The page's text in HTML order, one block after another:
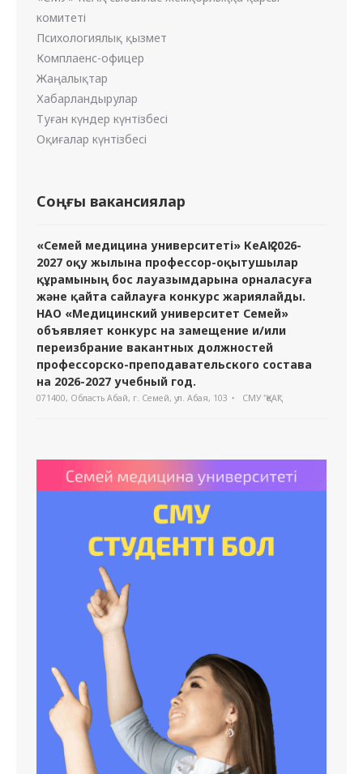
комитеті
Психологиялық қызмет
Комплаенс-офицер
Жаңалықтар
Хабарландырулар
Туған күндер күнтізбесі
Оқиғалар күнтізбесі
Соңғы вакансиялар
«Семей медицина университеті» КеАҚ 2026-
2027 оқу жылына профессор-оқытушылар
құрамының бос лауазымдарына орналасуға
және қайта сайлауға конкурс жариялайды.
НАО «Медицинский университет Семей»
объявляет конкурс на замещение и/или
переизбрание вакантных должностей
профессорско-преподавательского состава
на 2026-2027 учебный год.
071400, Область Абай, г. Семей, ул. Абая, 103 СМУ "ҚеАҚ"